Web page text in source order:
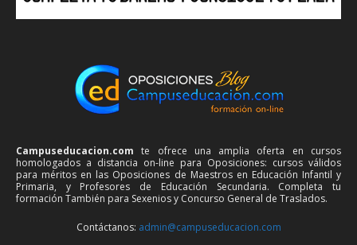
Campuseducacion.com te ofrece una amplia oferta en cursos
homologados a distancia on-line para Oposiciones: cursos válidos
para méritos en las Oposiciones de Maestros en Educación Infantil y
Primaria, y Profesores de Educación Secundaria. Completa tu
formación También para Sexenios y Concurso General de Traslados.
Contáctanos: admin@campuseducacion.com